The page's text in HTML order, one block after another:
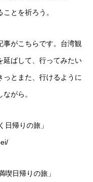
とを祈ろう。
事がこちらです。台湾観
延ばして、行ってみたい
っとまた、行けるように
がら。
日帰りの旅」
喫日帰りの旅」